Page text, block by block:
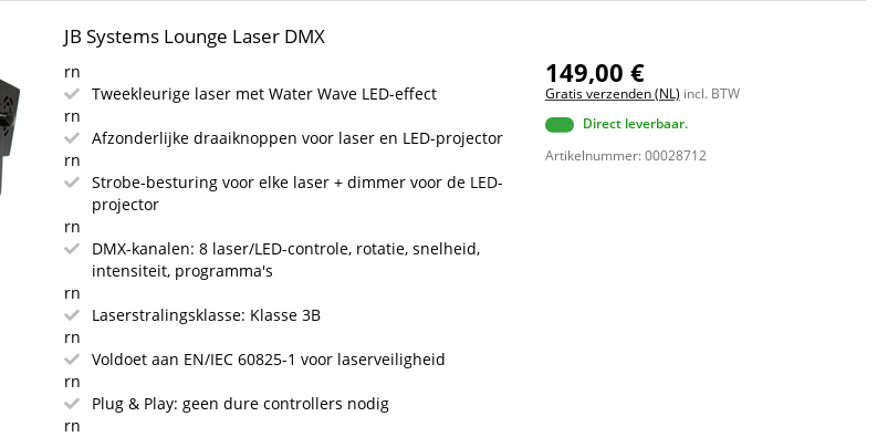
JB Systems Lounge Laser DMX
rn
Tweekleurige laser met Water Wave LED-effect
rn
Afzonderlijke draaiknoppen voor laser en LED-projector
rn
Strobe-besturing voor elke laser + dimmer voor de LED-
projector
rn
DMX-kanalen: 8 laser/LED-controle, rotatie, snelheid,
intensiteit, programma's
rn
Laserstralingsklasse: Klasse 3B
rn
Voldoet aan EN/IEC 60825-1 voor laserveiligheid
rn
Plug & Play: geen dure controllers nodig
rn
149,00 €
Gratis verzenden (NL) incl. BTW
Direct leverbaar.
Artikelnummer: 00028712